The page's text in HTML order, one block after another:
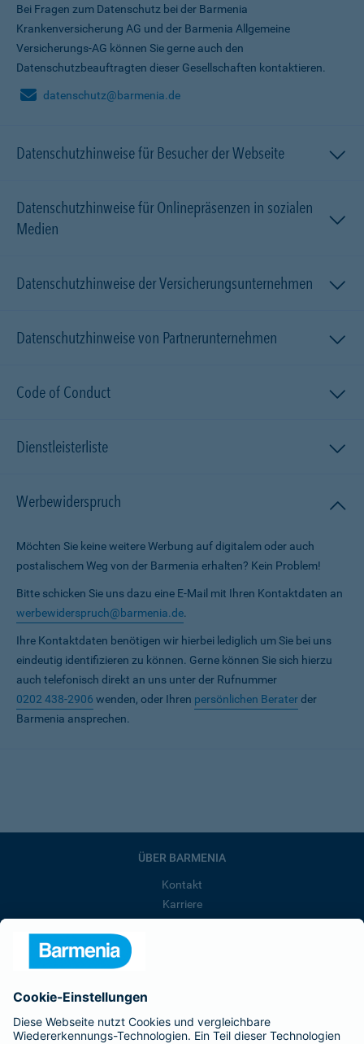
Bei Fragen zum Datenschutz bei der Barmenia
Krankenversicherung AG und der Barmenia Allgemeine
Versicherungs-AG können Sie gerne auch den
Datenschutzbeauftragten dieser Gesellschaften kontaktieren.
datenschutz@barmenia.de
Datenschutzhinweise für Besucher der Webseite
Datenschutzhinweise für Onlinepräsenzen in sozialen
Medien
Datenschutzhinweise der Versicherungsunternehmen
Datenschutzhinweise von Partnerunternehmen
Code of Conduct
Dienstleisterliste
Werbewiderspruch
Möchten Sie keine weitere Werbung auf digitalem oder auch
postalischem Weg von der Barmenia erhalten? Kein Problem!
Bitte schicken Sie uns dazu eine E-Mail mit Ihren Kontaktdaten an
werbewiderspruch@barmenia.de.
Ihre Kontaktdaten benötigen wir hierbei lediglich um Sie bei uns
eindeutig identifizieren zu können. Gerne können Sie sich hierzu
auch telefonisch direkt an uns unter der Rufnummer
0202 438-2906 wenden, oder Ihren persönlichen Beraterder
Barmenia ansprechen.
ÜBER BARMENIA
Kontakt
Karriere
Barmenia ist Teil der BarmeniaGothaer
BELIEBTE SEITEN